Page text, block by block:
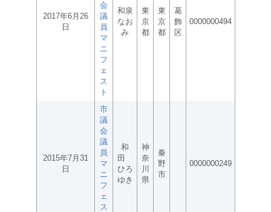
2017年6月26
日
会
議
員
マ
ニ
フ
ェ
ス
ト
和泉
なお
み
東
京
都
東
京
都
葛
飾
区
0000000494
2015年7月31
日
市
議
会
議
員
マ
ニ
フ
ェ
ス
和
田
ひろ
ゆき
神
奈
川
県
秦
野
市
0000000249